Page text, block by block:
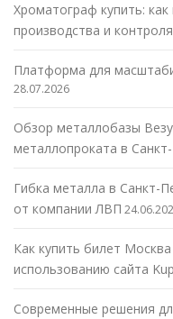
Хроматограф купить:
производства и
Платформа для
28.07.2026
Обзор металлобазы
металлопроката в
Гибка металла в Санкт-
от компании ЛВП
Как купить билет
использованию сайта
Современные решения